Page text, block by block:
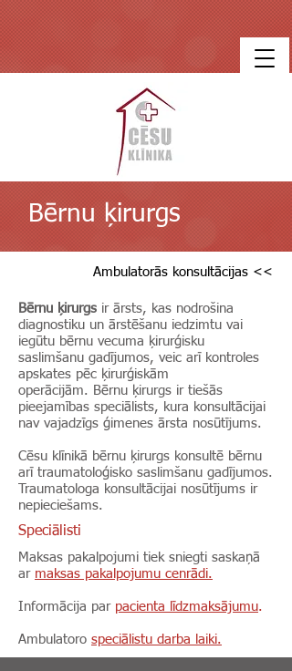
Bērnu ķirurgs
Ambulatorās konsultācijas <<
Bērnu ķirurgs ir ārsts, kas nodrošina
diagnostiku un ārstēšanu iedzimtu vai
iegūtu bērnu vecuma ķirurģisku
saslimšanu gadījumos, veic arī kontroles
apskates pēc ķirurģiskām
operācijām. Bērnu ķirurgs ir tiešās
pieejamības speciālists, kura konsultācijai
nav vajadzīgs ģimenes ārsta nosūtījums.
Cēsu klīnikā bērnu ķirurgs konsultē bērnu
arī traumatoloģisko saslimšanu gadījumos.
Traumatologa konsultācijai nosūtījums ir
nepieciešams.
Speciālisti
​Maksas pakalpojumi tiek sniegti saskaņā
ar maksas pakalpojumu cenrādi.
Informācija par pacienta līdzmaksājumu.
Ambulatoro speciālistu darba laiki.